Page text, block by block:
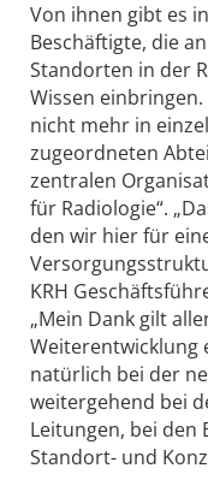
Von ihnen gibt es
Beschäftigte, die
Standorten in der
Wissen
nicht mehr in
zugeordneten
zentralen
für Radiologie“.
den wir hier für
KRH
„Mein Dank gilt
Weiterentwicklung
natürlich bei der
weitergehend bei
Leitungen, bei den
Standort- und